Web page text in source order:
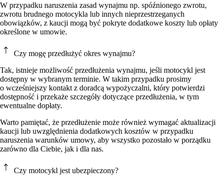
W przypadku naruszenia zasad wynajmu np. spóźnionego zwrotu,
zwrotu brudnego motocykla lub innych nieprzestrzeganych
obowiązków, z kaucji mogą być pokryte dodatkowe koszty lub opłaty
określone w umowie.
Czy mogę przedłużyć okres wynajmu?
Tak, istnieje możliwość przedłużenia wynajmu, jeśli motocykl jest
dostępny w wybranym terminie. W takim przypadku prosimy
o wcześniejszy kontakt z doradcą wypożyczalni, który potwierdzi
dostępność i przekaże szczegóły dotyczące przedłużenia, w tym
ewentualne dopłaty.
Warto pamiętać, że przedłużenie może również wymagać aktualizacji
kaucji lub uwzględnienia dodatkowych kosztów w przypadku
naruszenia warunków umowy, aby wszystko pozostało w porządku
zarówno dla Ciebie, jak i dla nas.
Czy motocykl jest ubezpieczony?